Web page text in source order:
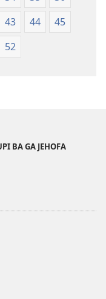
2021)ka
2021)
43 44
45
52
BA GA JEHOFA